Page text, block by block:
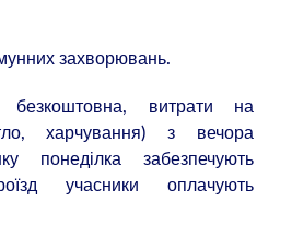
захворювань.
витрати на
харчування) з вечора
понеділка забезпечують
учасники оплачують